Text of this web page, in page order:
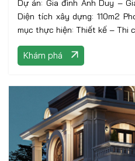
Dự án: Gia đình Anh Duy – Gia Lâm Diện tích
Diện tích xây dựng: 110m2 Phong cách: Tân cổ điển Hạng
Khám phá